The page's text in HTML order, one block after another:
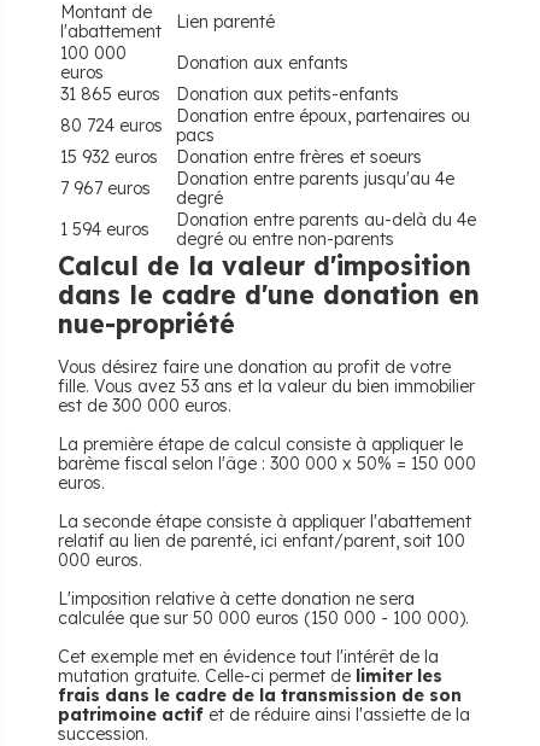
Montant de
l'abattement
Lien parenté
100 000
euros
Donation aux enfants
31 865 euros
Donation aux petits-enfants
80 724 euros
Donation entre époux, partenaires ou
pacs
15 932 euros
Donation entre frères et soeurs
7 967 euros
Donation entre parents jusqu'au 4e
degré
1 594 euros
Donation entre parents au-delà du 4e
degré ou entre non-parents
Calcul de la valeur d'imposition
dans le cadre d'une donation en
nue-propriété
Vous désirez faire une donation au profit de votre
fille. Vous avez 53 ans et la valeur du bien immobilier
est de 300 000 euros.
La première étape de calcul consiste à appliquer le
barème fiscal selon l'âge : 300 000 x 50% = 150 000
euros.
La seconde étape consiste à appliquer l'abattement
relatif au lien de parenté, ici enfant/parent, soit 100
000 euros.
L'imposition relative à cette donation ne sera
calculée que sur 50 000 euros (150 000 - 100 000).
Cet exemple met en évidence tout l'intérêt de la
mutation gratuite. Celle-ci permet de limiter les
frais dans le cadre de la transmission de son
patrimoine actif et de réduire ainsi l'assiette de la
succession.